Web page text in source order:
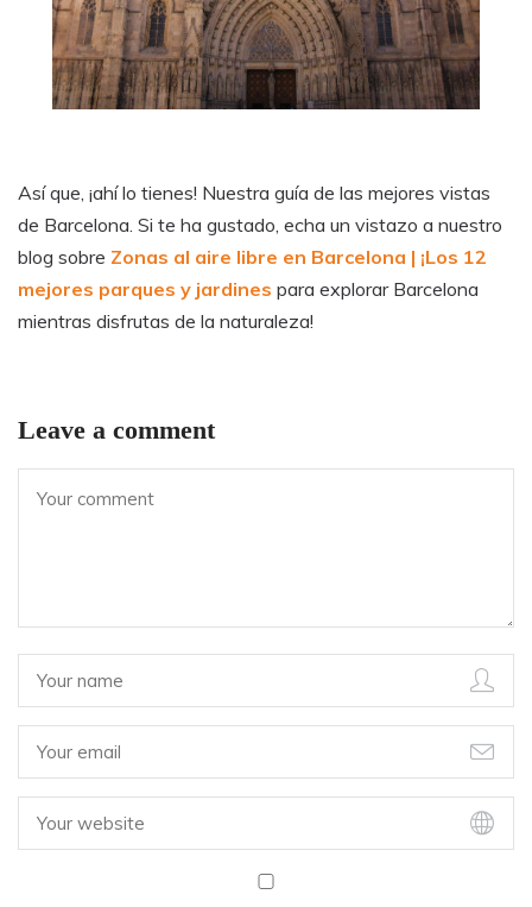
Así que, ¡ahí lo tienes! Nuestra guía de las mejores vistas
de Barcelona. Si te ha gustado, echa un vistazo a nuestro
blog sobre Zonas al aire libre en Barcelona | ¡Los 12
mejores parques y jardines para explorar Barcelona
mientras disfrutas de la naturaleza!
Leave a comment